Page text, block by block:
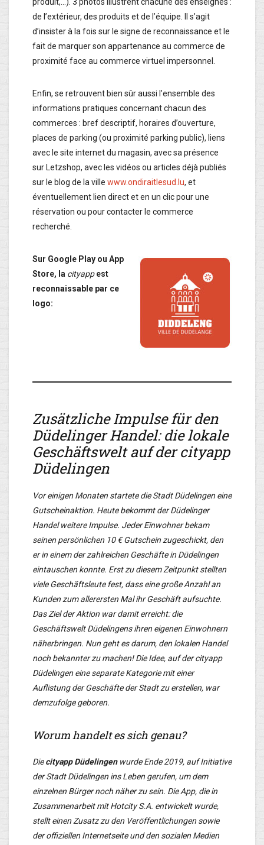
de l’extérieur, des produits et de l’équipe. Il s’agit
d’insister à la fois sur le signe de reconnaissance et le
fait de marquer son appartenance au commerce de
proximité face au commerce virtuel impersonnel.
Enfin, se retrouvent bien sûr aussi l’ensemble des
informations pratiques concernant chacun des
commerces : bref descriptif, horaires d’ouverture,
places de parking (ou proximité parking public), liens
avec le site internet du magasin, avec sa présence
sur Letzshop, avec les vidéos ou articles déjà publiés
sur le blog de la ville www.ondiraitlesud.lu, et
éventuellement lien direct et en un clic pour une
réservation ou pour contacter le commerce
recherché.
Sur Google Play ou App
Store, la cityappest
reconnaissable par ce
logo:
Zusätzliche Impulse für den
Düdelinger Handel: die lokale
Geschäftswelt auf der cityapp
Düdelingen
Vor einigen Monaten startete die Stadt Düdelingen eine
Gutscheinaktion. Heute bekommt der Düdelinger
Handel weitere Impulse. Jeder Einwohner bekam
seinen persönlichen 10 € Gutschein zugeschickt, den
er in einem der zahlreichen Geschäfte in Düdelingen
eintauschen konnte. Erst zu diesem Zeitpunkt stellten
viele Geschäftsleute fest, dass eine große Anzahl an
Kunden zum allerersten Mal ihr Geschäft aufsuchte.
Das Ziel der Aktion war damit erreicht: die
Geschäftswelt Düdelingens ihren eigenen Einwohnern
näherbringen. Nun geht es darum, den lokalen Handel
noch bekannter zu machen! Die Idee, auf der cityapp
Düdelingen eine separate Kategorie mit einer
Auflistung der Geschäfte der Stadt zu erstellen, war
demzufolge geboren.
Worum handelt es sich genau?
Diecityapp Düdelingenwurde Ende 2019, auf Initiative
der Stadt Düdelingen ins Leben gerufen, um dem
einzelnen Bürger noch näher zu sein. Die App, die in
Zusammenarbeit mit Hotcity S.A. entwickelt wurde,
stellt einen Zusatz zu den Veröffentlichungen sowie
der offiziellen Internetseite und den sozialen Medien